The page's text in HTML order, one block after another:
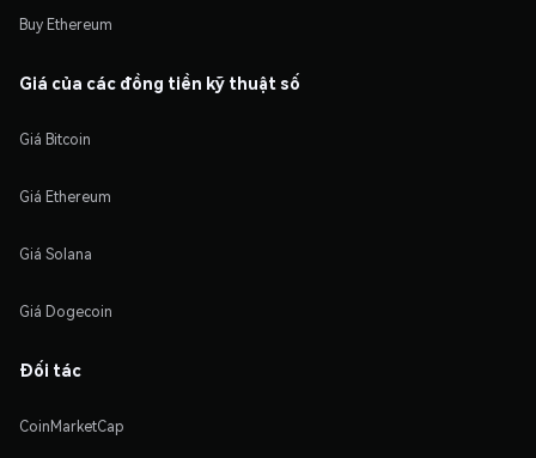
Buy Ethereum
Giá của các đồng tiền kỹ thuật số
Giá Bitcoin
Giá Ethereum
Giá Solana
Giá Dogecoin
Đối tác
CoinMarketCap